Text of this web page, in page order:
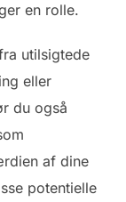
en rolle.
utilsigtede
eller
du også
af dine
potentielle